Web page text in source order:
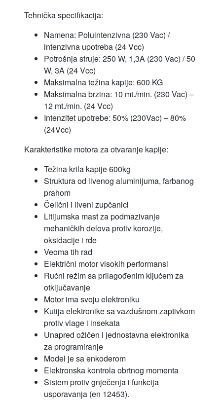
Tehnička specifikacija:
Namena: Poluintenzivna (230 Vac) /
intenzivna upotreba (24 Vcc)
Potrošnja struje: 250 W, 1,3A (230 Vac) / 50
W, 3A (24 Vcc)
Maksimalna težina kapije: 600 KG
Maksimalna brzina: 10 mt./min. (230 Vac) –
12 mt./min. (24 Vcc)
Intenzitet upotrebe: 50% (230Vac) – 80%
(24Vcc)
Karakteristike motora za otvaranje kapije:
Težina krila kapije 600kg
Struktura od livenog aluminijuma, farbanog
prahom
Čelični i liveni zupčanici
Litijumska mast za podmazivanje
mehaničkih delova protiv korozije,
oksidacije i rđe
Veoma tih rad
Električni motor visokih performansi
Ručni režim sa prilagođenim ključem za
otključavanje
Motor ima svoju elektroniku
Kutija elektronike sa vazdušnom zaptivkom
protiv vlage i insekata
Unapred ožičen i jednostavna elektronika
za programiranje
Model je sa enkoderom
Elektronska kontrola obrtnog momenta
Sistem protiv gnječenja i funkcija
usporavanja (en 12453).